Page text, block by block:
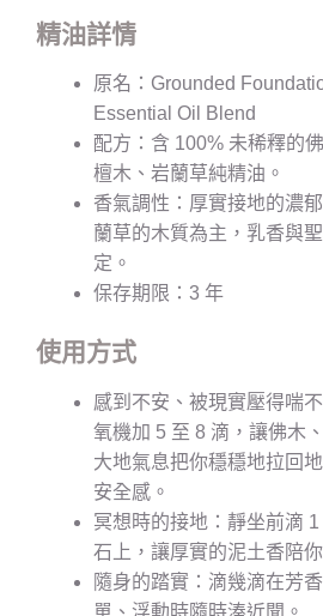
精油詳情
原名：Grounded
Essential Oil Blend
配方：含 100% 未稀釋的
檀木、岩蘭草純精油。
香氣調性：厚實接地的濃
蘭草的木質為主，乳香與
定。
保存期限：3 年
使用方式
感到不安、被現實壓得喘
氧機加 5 至 8 滴，讓佛木
大地氣息把你穩穩地拉回
安全感。
冥想時的接地：靜坐前滴
石上，讓厚實的泥土香陪你
隨身的踏實：滴幾滴在芳